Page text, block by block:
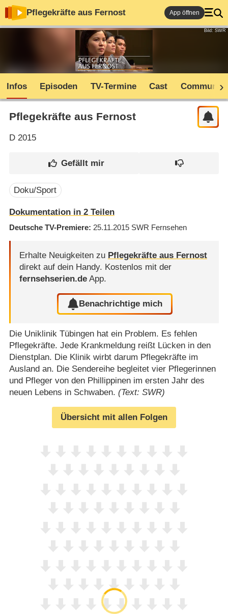
Pflegekräfte aus Fernost App öffnen
Bild: SWR
Infos Episoden TV-Termine Cast Community
Pflegekräfte aus Fernost
D2015
Doku/Sport
Dokumentation in 2 Teilen
Deutsche TV-Premiere 25.11.2015 SWR Fernsehen
Erhalte Neuigkeiten zu Pflegekräfte aus Fernost
direkt auf dein Handy. Kostenlos mit der
fernsehserien.deApp.
Benachrichtige mich
Die Uniklinik Tübingen hat ein Problem. Es fehlen
Pflegekräfte. Jede Krankmeldung reißt Lücken in den
Dienstplan. Die Klinik wirbt darum Pflegekräfte im
Ausland an. Die Sendereihe begleitet vier Pflegerinnen
und Pfleger von den Phillippinen im ersten Jahr des
neuen Lebens in Schwaben. (Text: SWR)
Übersicht mit allen Folgen